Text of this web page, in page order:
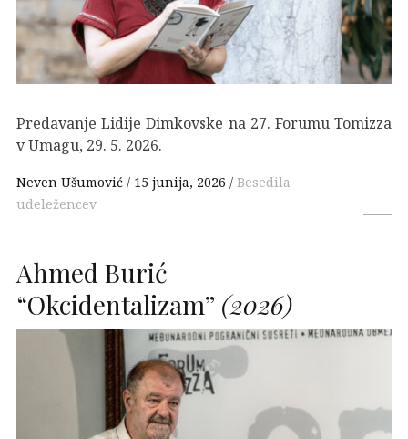
Predavanje Lidije Dimkovske na 27. Forumu Tomizza
v Umagu, 29. 5. 2026.
Neven Ušumović 15 junija, 2026
Besedila
udeležencev
Ahmed Burić
“Okcidentalizam” (2026)